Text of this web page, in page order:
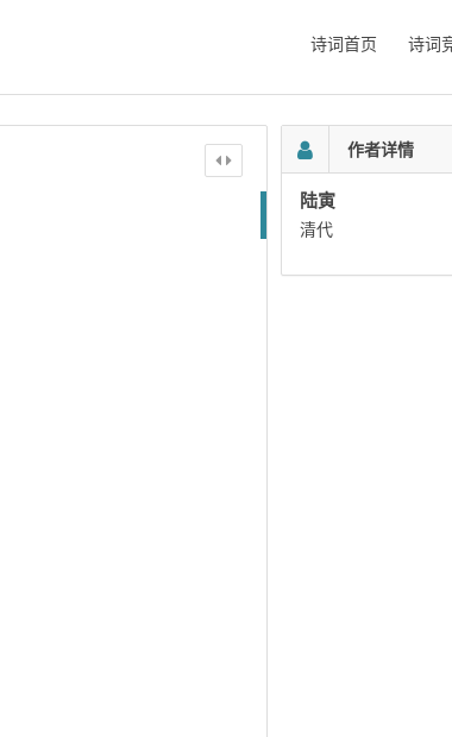
诗词首页 诗词
作者详情
陆寅
清代